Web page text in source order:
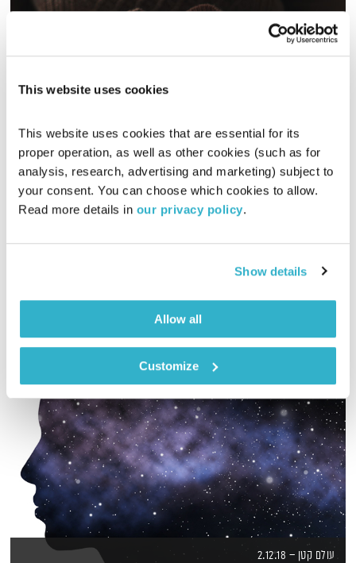
This website uses cookies
This website uses cookies that are essential for its
proper operation, as well as other cookies (such as for
analysis, research, advertising and marketing) subject to
your consent. You can choose which cookies to allow.
Read more details in our privacy policy.
Show details
Allow all
Customize
בקשה
13.11.17
01:27:46
אודיו
עולם קטן – 2.12.18